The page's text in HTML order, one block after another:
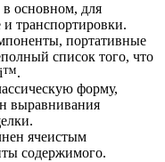
основном, для
транспортировки.
портативные
список того, что
форму,
выравнивания
ячеистым
содержимого.